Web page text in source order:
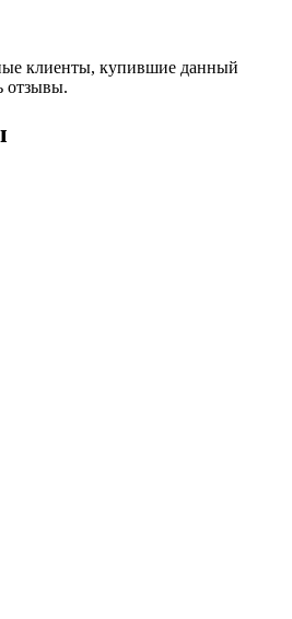
клиенты, купившие данный
отзывы.